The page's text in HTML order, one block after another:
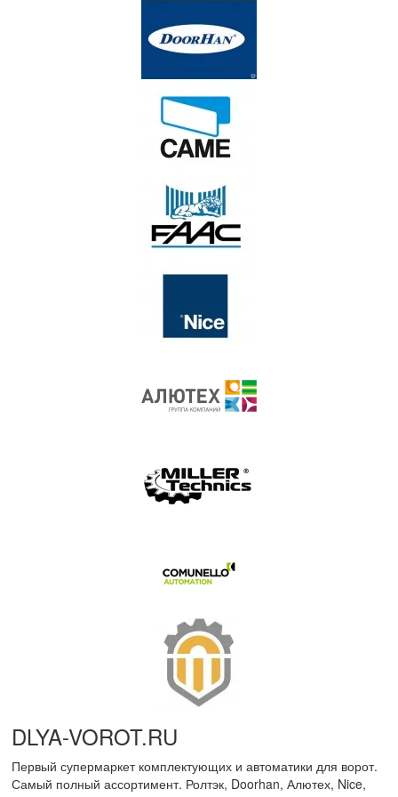
DLYA-VOROT.RU
Первый супермаркет комплектующих и автоматики для ворот.
Самый полный ассортимент. Ролтэк, Doorhan, Алютех, Nice,